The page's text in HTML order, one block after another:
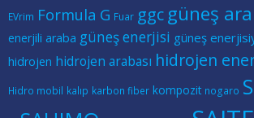
EVrim Formula G Fuar ggc güneş
enerjili araba güneş enerjisi güneş
hidrojen hidrojen arabası hidrojen
Hidro mobil kalıp karbon fiber kompozit nogaro